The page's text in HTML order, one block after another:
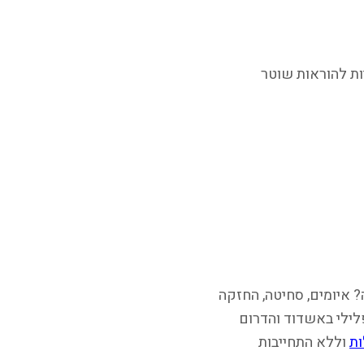
להוראות שוטר
איומים, סחיטה, החזקה
באשדוד והדרום
וללא התחייבות